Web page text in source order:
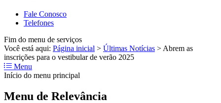
Fale Conosco
Telefones
Fim do menu de serviços
Você está aqui: Página inicial > Últimas Notícias > Abrem as
inscrições para o vestibular de verão 2025
Menu
Início do menu principal
Menu de Relevância